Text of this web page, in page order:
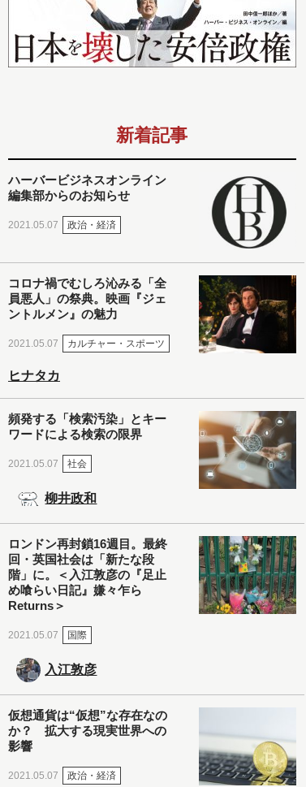
新着記事
ハーバービジネスオンライン
編集部からのお知らせ
2021.05.07 政治・経済
コロナ禍でむしろ沁みる「全
員悪人」の祭典。映画『ジェ
ントルメン』の魅力
2021.05.07 カルチャー・スポーツ
ヒナタカ
頻発する「検索汚染」とキー
ワードによる検索の限界
2021.05.07 社会
柳井政和
ロンドン再封鎖16週目。最終
回・英国社会は「新たな段
階」に。＜入江敦彦の『足止
め喰らい日記』嫌々乍ら
Returns＞
2021.05.07 国際
入江敦彦
仮想通貨は“仮想”な存在なの
か？ 拡大する現実世界への
影響
2021.05.07 政治・経済